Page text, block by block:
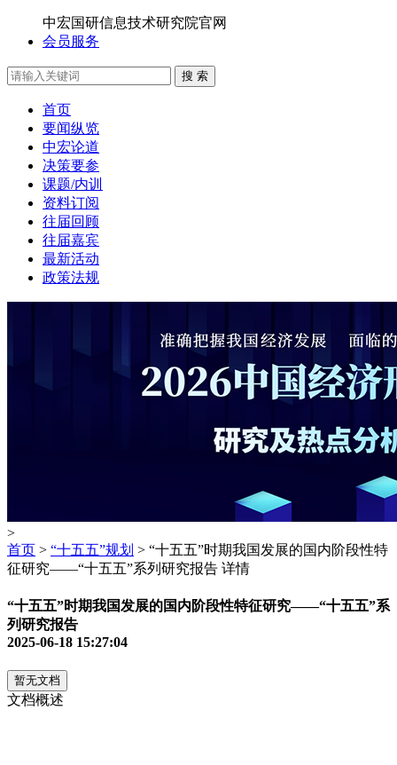
中宏国研信息技术研究院官网
会员服务
搜 索
首页
要闻纵览
中宏论道
决策要参
课题/内训
资料订阅
往届回顾
往届嘉宾
最新活动
政策法规
>
首页 > “十五五”规划 > “十五五”时期我国发展的国内阶段性特
征研究——“十五五”系列研究报告 详情
“十五五”时期我国发展的国内阶段性特征研究——“十五五”系
列研究报告
2025-06-18 15:27:04
暂无文档
文档概述